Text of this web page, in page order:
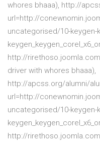
whores bhaaa), http://
url=http://
uncategorised/10-keygen-
http://
driver with whores bhaaa),
http://apcss.org/alumni/
url=http://
uncategorised/10-keygen-
http://